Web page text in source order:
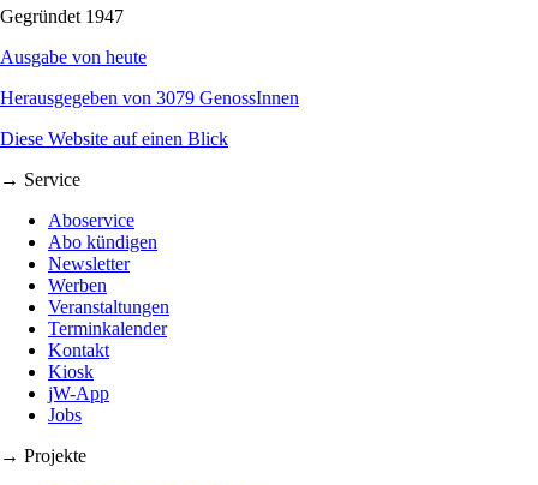
Gegründet 1947
Ausgabe von heute
Herausgegeben von 3079 GenossInnen
Diese Website auf einen Blick
→ Service
Aboservice
Abo kündigen
Newsletter
Werben
Veranstaltungen
Terminkalender
Kontakt
Kiosk
jW-App
Jobs
→ Projekte